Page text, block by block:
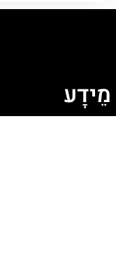
מֵידָע